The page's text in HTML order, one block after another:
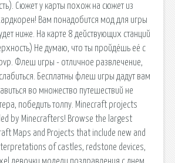
Сюжет у карты похож на сюжет из
Вам понадобится мод для игры
ниже. На карте 8 действующих станций
Не думаю, что ты пройдёшь её с
Флеш игры - отличное развлечение,
Бесплатны флеш игры дадут вам
во множество путешествий не
победить толпу. Minecraft projects
by Minecrafters! Browse the largest
Maps and Projects that include new and
of castles, redstone devices,
девочки модели поздравления с днем